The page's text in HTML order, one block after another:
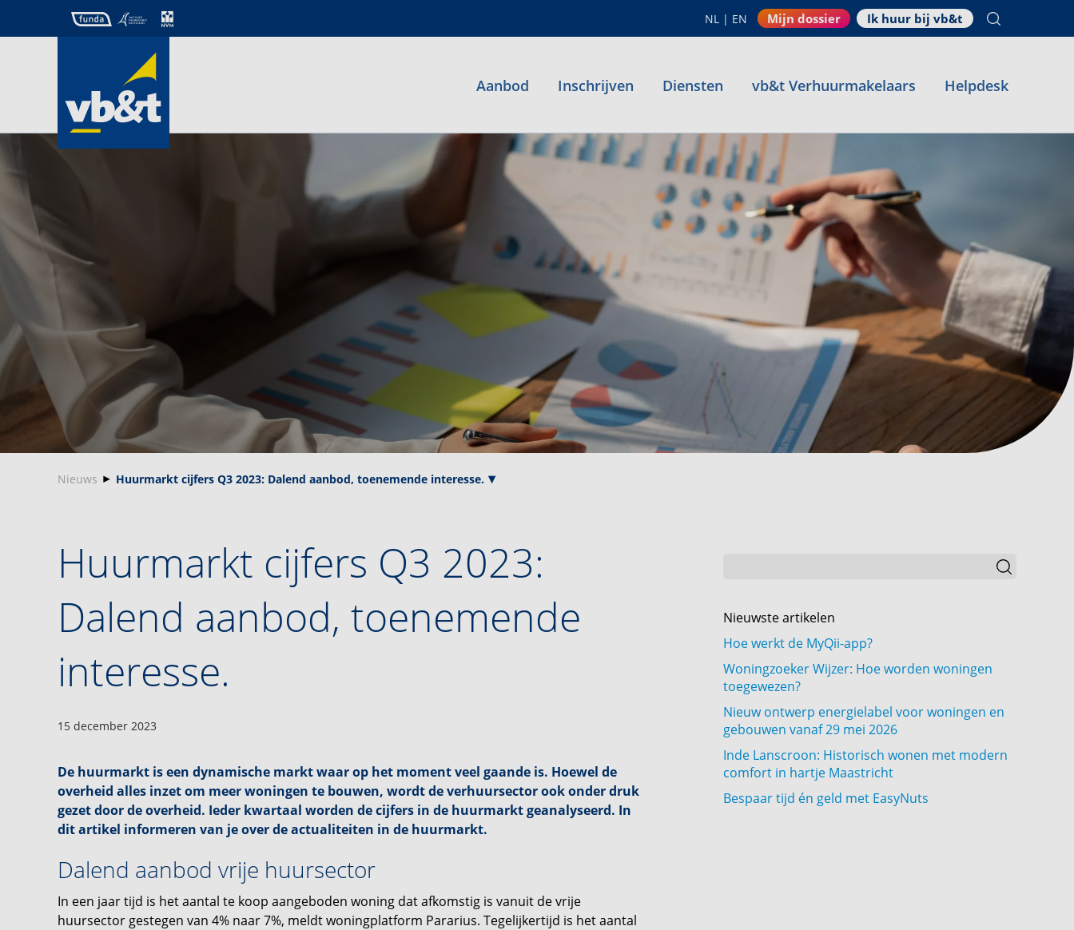
NL | EN Mijn dossier Ik huur bij vb&t
Aanbod Inschrijven Diensten vb&t Verhuurmakelaars Helpdesk
Nieuws Huurmarkt cijfers Q3 2023: Dalend aanbod, toenemende interesse.
Huurmarkt cijfers Q3 2023:
Dalend aanbod, toenemende
interesse.
15 december 2023
De huurmarkt is een dynamische markt waar op het moment veel gaande is. Hoewel de
overheid alles inzet om meer woningen te bouwen, wordt de verhuursector ook onder druk
gezet door de overheid. Ieder kwartaal worden de cijfers in de huurmarkt geanalyseerd. In
dit artikel informeren van je over de actualiteiten in de huurmarkt.
Dalend aanbod vrije huursector
In een jaar tijd is het aantal te koop aangeboden woning dat afkomstig is vanuit de vrije
huursector gestegen van 4% naar 7%, meldt woningplatform Pararius. Tegelijkertijd is het aantal
Nieuwste artikelen
Hoe werkt de MyQii-app?
Woningzoeker Wijzer: Hoe worden woningen
toegewezen?
Nieuw ontwerp energielabel voor woningen en
gebouwen vanaf 29 mei 2026
Inde Lanscroon: Historisch wonen met modern
comfort in hartje Maastricht
Bespaar tijd én geld met EasyNuts